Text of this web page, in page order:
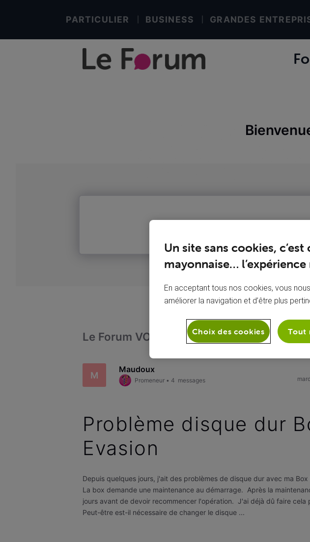
PARTICULIER BUSINESS GRANDES
Le Forum VOO Télévision Ma box
M
Maudoux
Promeneur• 4 messages
Problème disque dur
Evasion
Depuis quelques jours, j'ait des problèmes de disque dur avec ma Box
La box demande une maintenance au démarrage. Après la
jours avant de devoir recommencer l'opération. J'ai déjà dû faire cela
Peut-être est-il nécessaire de changer le disque ...
Un site sans cookies,
mayonnaise… l’expérience
En acceptant tous nos cookies, vous
améliorer la navigation et d’être plus
Tout
Choix des cookies